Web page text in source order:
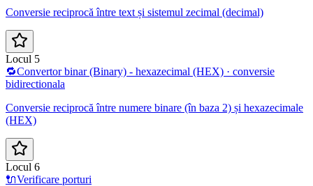
Conversie reciprocă între text și sistemul zecimal (decimal)
Locul 5
🔁Convertor binar (Binary) - hexazecimal (HEX) · conversie
bidirectionala
Conversie reciprocă între numere binare (în baza 2) și hexazecimale
(HEX)
Locul 6
🔌Verificare porturi